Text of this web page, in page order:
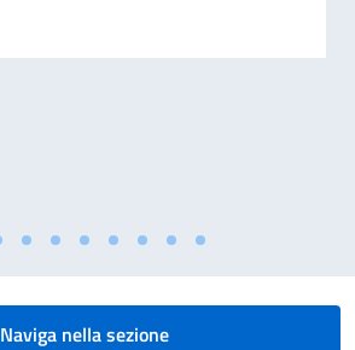
Naviga nella sezione